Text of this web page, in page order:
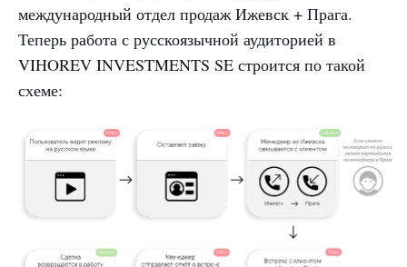
международный отдел продаж Ижевск + Прага.
Теперь работа с русскоязычной аудиторией в
VIHOREV INVESTMENTS SE строится по такой
схеме: